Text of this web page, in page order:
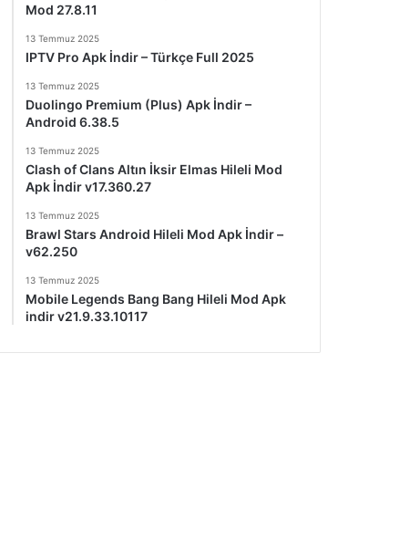
Mod 27.8.11
13 Temmuz 2025
IPTV Pro Apk İndir – Türkçe Full 2025
13 Temmuz 2025
Duolingo Premium (Plus) Apk İndir –
Android 6.38.5
13 Temmuz 2025
Clash of Clans Altın İksir Elmas Hileli Mod
Apk İndir v17.360.27
13 Temmuz 2025
Brawl Stars Android Hileli Mod Apk İndir –
v62.250
13 Temmuz 2025
Mobile Legends Bang Bang Hileli Mod Apk
indir v21.9.33.10117